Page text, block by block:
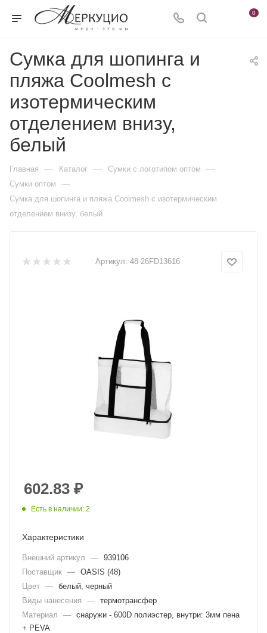
0
Сумка для шопинга и
пляжа Coolmesh с
изотермическим
отделением внизу,
белый
Главная — Каталог — Сумки с логотипом оптом —
Сумки оптом —
Сумка для шопинга и пляжа Coolmesh с изотермическим
отделением внизу, белый
Артикул: 48-26FD13616
602.83 ₽
Есть в наличии: 2
Характеристики
Внешний артикул — 939106
Поставщик — OASIS (48)
Цвет — белый, черный
Виды нанесения
— термотрансфер
Материал
— снаружи - 600D полиэстер, внутри: 3мм пена
+ PEVA